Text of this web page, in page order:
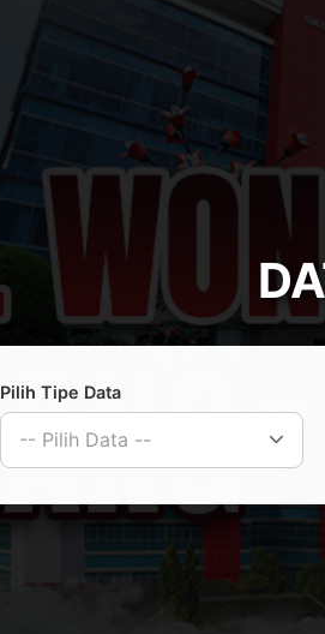
Pilih Tipe Data
-- Pilih Data --